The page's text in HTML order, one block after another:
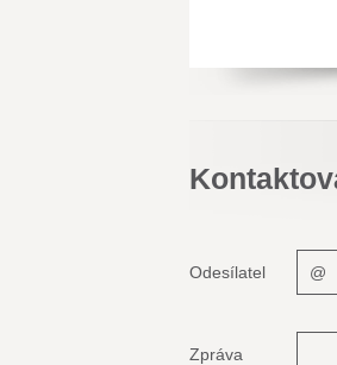
Odesílatel
Zpráva